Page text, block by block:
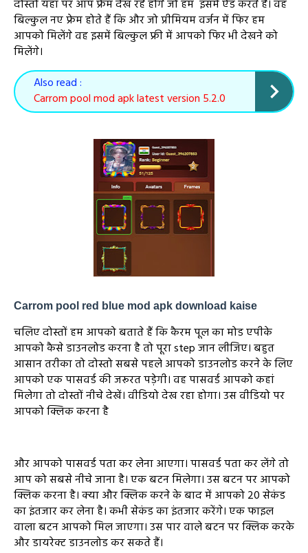
दोस्तों यहां पर आप फ्रेम देख रहे होंगे जो हम इसमें ऐड करते हैं। वह
बिल्कुल नए फ्रेम होते हैं कि और जो प्रीमियम वर्जन में फिर हम
आपको मिलेंगे वह इसमें बिल्कुल फ्री में आपको फिर भी देखने को
मिलेंगे।
Also read :
Carrom pool mod apk latest version 5.2.0
Carrom pool red blue mod apk download kaise
चलिए दोस्तों हम आपको बताते हैं कि कैरम पूल का मोड एपीके
आपको कैसे डाउनलोड करना है तो पूरा step जान लीजिए। बहुत
आसान तरीका तो दोस्तो सबसे पहले आपको डाउनलोड करने के लिए
आपको एक पासवर्ड की जरूरत पड़ेगी। वह पासवर्ड आपको कहां
मिलेगा तो दोस्तों नीचे देखें। वीडियो देख रहा होगा। उस वीडियो पर
आपको क्लिक करना है
और आपको पासवर्ड पता कर लेना आएगा। पासवर्ड पता कर लेंगे तो
आप को सबसे नीचे जाना है। एक बटन मिलेगा। उस बटन पर आपको
क्लिक करना है। क्या और क्लिक करने के बाद में आपको 20 सेकंड
का इंतजार कर लेना है। कभी सेकंड का इंतजार करेंगे। एक फाइल
वाला बटन आपको मिल जाएगा। उस पार वाले बटन पर क्लिक करके
और डायरेक्ट डाउनलोड कर सकते हैं।